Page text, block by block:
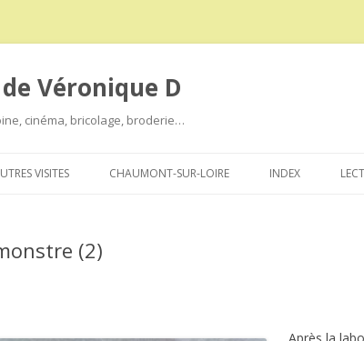
Véronique D
cinéma, bricolage, broderie…
au
VISITES CHAUMONT-SUR-LOIRE INDEX
(2)